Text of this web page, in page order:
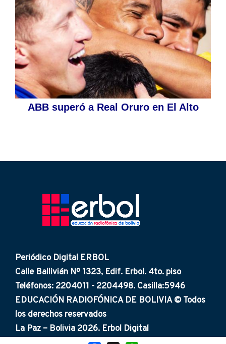
ABB superó a Real Oruro en El Alto
Periódico Digital ERBOL
Calle Ballivián Nº 1323, Edif. Erbol. 4to. piso
Teléfonos: 2204011 - 2204498. Casilla:5946
EDUCACIÓN RADIOFÓNICA DE BOLIVIA © Todos
los derechos reservados
La Paz – Bolivia 2026. Erbol Digital